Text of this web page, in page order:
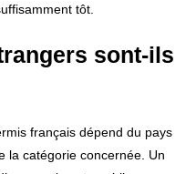
tôt.
sont-ils
français dépend du pays
la catégorie concernée. Un